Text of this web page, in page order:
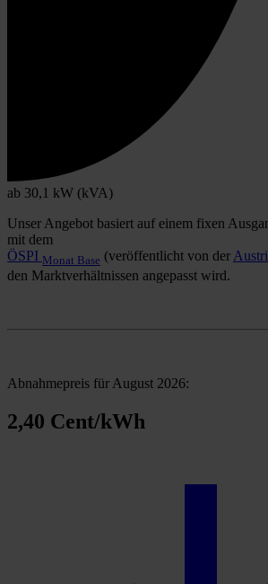
ab 30,1 kW (kVA)
Unser Angebot basiert auf einem fixen
mit dem
ÖSPI Monat Base (veröffentlicht von der
den Marktverhältnissen angepasst wird.
Abnahmepreis für August 2026:
2,40 Cent/kWh